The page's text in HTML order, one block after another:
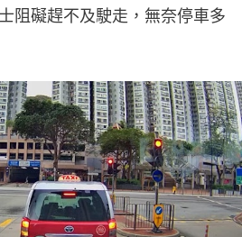
阻礙趕不及駛走，無奈停車多